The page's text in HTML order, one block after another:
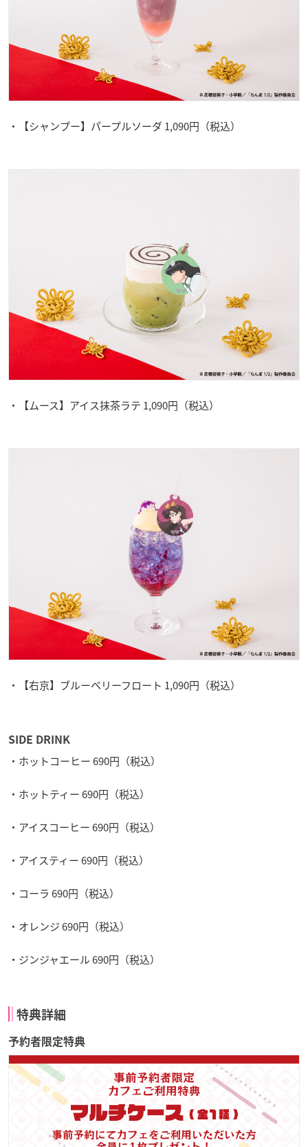
・【シャンプー】パープルソーダ 1,090円（税込）
・【ムース】アイス抹茶ラテ 1,090円（税込）
・【右京】ブルーベリーフロート 1,090円（税込）
SIDE DRINK
・ホットコーヒー 690円（税込）
・ホットティー 690円（税込）
・アイスコーヒー 690円（税込）
・アイスティー 690円（税込）
・コーラ 690円（税込）
・オレンジ 690円（税込）
・ジンジャエール 690円（税込）
特典詳細
予約者限定特典